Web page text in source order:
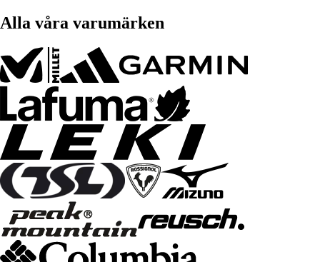
Alla våra varumärken